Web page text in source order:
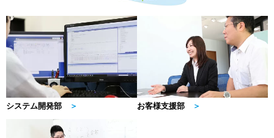
システム開発部 ＞ お客様支援部 ＞